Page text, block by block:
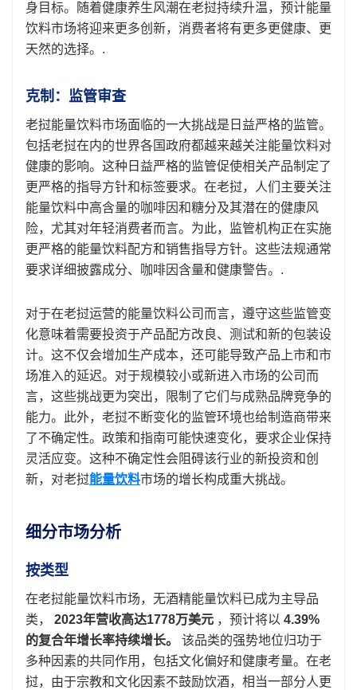
身目标。随着健康养生风潮在老挝持续升温，预计能量
饮料市场将迎来更多创新，消费者将有更多更健康、更
天然的选择。.
克制：监管审查
老挝能量饮料市场面临的一大挑战是日益严格的监管。
包括老挝在内的世界各国政府都越来越关注能量饮料对
健康的影响。这种日益严格的监管促使相关产品制定了
更严格的指导方针和标签要求。在老挝，人们主要关注
能量饮料中高含量的咖啡因和糖分及其潜在的健康风
险，尤其对年轻消费者而言。为此，监管机构正在实施
更严格的能量饮料配方和销售指导方针。这些法规通常
要求详细披露成分、咖啡因含量和健康警告。.
对于在老挝运营的能量饮料公司而言，遵守这些监管变
化意味着需要投资于产品配方改良、测试和新的包装设
计。这不仅会增加生产成本，还可能导致产品上市和市
场准入的延迟。对于规模较小或新进入市场的公司而
言，这些挑战更为突出，限制了它们与成熟品牌竞争的
能力。此外，老挝不断变化的监管环境也给制造商带来
了不确定性。政策和指南可能快速变化，要求企业保持
灵活应变。这种不确定性会阻碍该行业的新投资和创
新，对老挝能量饮料市场的增长构成重大挑战。
细分市场分析
按类型
在老挝能量饮料市场，无酒精能量饮料已成为主导品
类， 2023年营收高达1778万美元 ，预计将以 4.39%
的复合年增长率持续增长。
该品类的强势地位归功于
多种因素的共同作用，包括文化偏好和健康考量。在老
挝，由于宗教和文化因素不鼓励饮酒，相当一部分人更